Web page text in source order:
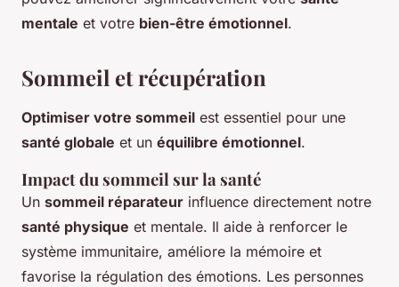
mentale et votre bien-être émotionnel.
Sommeil et récupération
Optimiser votre sommeil est essentiel pour une
santé globale et un équilibre émotionnel.
Impact du sommeil sur la santé
Un sommeil réparateur influence directement notre
santé physique et mentale. Il aide à renforcer le
système immunitaire, améliore la mémoire et
favorise la régulation des émotions. Les personnes